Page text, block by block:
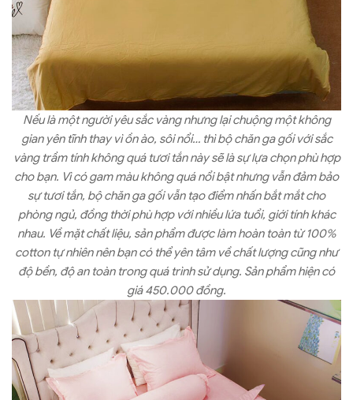
Nếu là một người yêu sắc vàng nhưng lại chuộng một không
gian yên tĩnh thay vì ồn ào, sôi nổi… thì bộ chăn ga gối với sắc
vàng trầm tính không quá tươi tắn này sẽ là sự lựa chọn phù hợp
cho bạn. Vì có gam màu không quá nổi bật nhưng vẫn đảm bảo
sự tươi tắn, bộ chăn ga gối vẫn tạo điểm nhấn bắt mắt cho
phòng ngủ, đồng thời phù hợp với nhiều lứa tuổi, giới tính khác
nhau. Về mặt chất liệu, sản phẩm được làm hoàn toàn từ 100%
cotton tự nhiên nên bạn có thể yên tâm về chất lượng cũng như
độ bền, độ an toàn trong quá trình sử dụng. Sản phẩm hiện có
giá 450.000 đồng.